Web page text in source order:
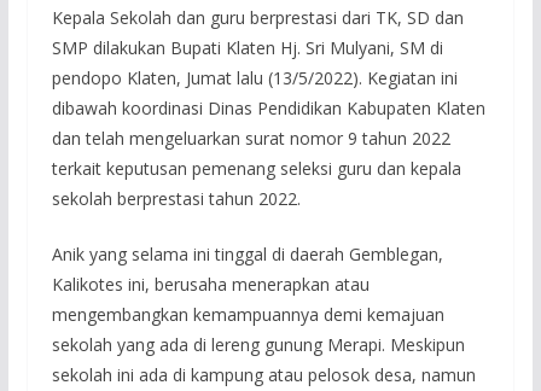
Kepala Sekolah dan guru berprestasi dari TK, SD dan
SMP dilakukan Bupati Klaten Hj. Sri Mulyani, SM di
pendopo Klaten, Jumat lalu (13/5/2022). Kegiatan ini
dibawah koordinasi Dinas Pendidikan Kabupaten Klaten
dan telah mengeluarkan surat nomor 9 tahun 2022
terkait keputusan pemenang seleksi guru dan kepala
sekolah berprestasi tahun 2022.
Anik yang selama ini tinggal di daerah Gemblegan,
Kalikotes ini, berusaha menerapkan atau
mengembangkan kemampuannya demi kemajuan
sekolah yang ada di lereng gunung Merapi. Meskipun
sekolah ini ada di kampung atau pelosok desa, namun